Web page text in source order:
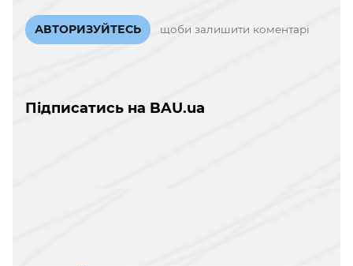
АВТОРИЗУЙТЕСЬ щоби залишити коментарі
Підписатись на BAU.ua